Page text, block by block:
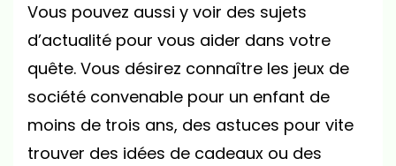
Vous pouvez aussi y voir des sujets
d’actualité pour vous aider dans votre
quête. Vous désirez connaître les jeux de
société convenable pour un enfant de
moins de trois ans, des astuces pour vite
trouver des idées de cadeaux ou des